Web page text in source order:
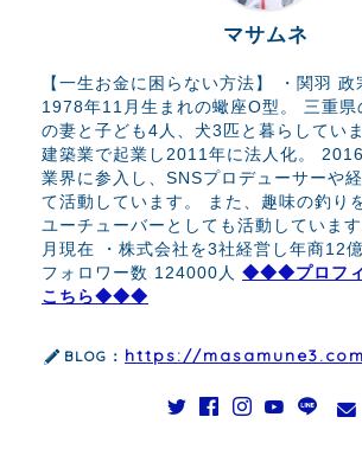
マサムネ
【一生お金に困らない方法】 ・関羽 政
1978年11月生まれの蠍座O型。 三重県
の妻と子ども4人、犬3匹と暮らしてい
建築業で起業し2011年に法人化。
業界に参入し、SNSプロデューサーや
て活動しています。 また、趣味の釣り
ユーチューバーとしても活動していま
月現在 ・株式会社を3社経営し年商12
フォロワー数 124000人 ◆◆◆プロフィ
こちら◆◆◆
BLOG： https://